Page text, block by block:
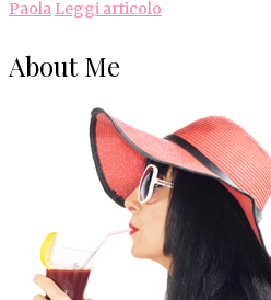
Paola Leggi articolo
About Me